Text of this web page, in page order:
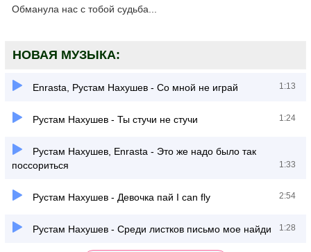
Обманула нас с тобой судьба...
НОВАЯ МУЗЫКА:
Enrasta, Рустам Нахушев - Со мной не играй 1:13
Рустам Нахушев - Ты стучи не стучи 1:24
Рустам Нахушев, Enrasta - Это же надо было так
поссориться
1:33
Рустам Нахушев - Девочка пай I can fly 2:54
Рустам Нахушев - Среди листков письмо мое найди 1:28